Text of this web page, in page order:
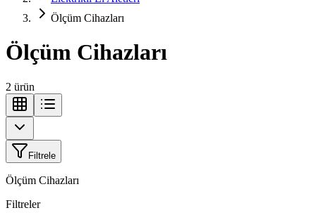
Ölçüm Cihazları
Ölçüm Cihazları
2 ürün
Filtrele
Ölçüm Cihazları
Filtreler